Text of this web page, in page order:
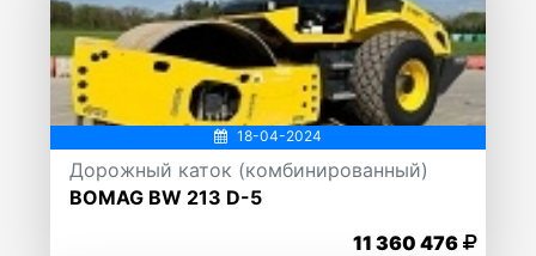
18-04-2024
Дорожный каток (комбинированный)
BOMAG BW 213 D-5
11 360 476